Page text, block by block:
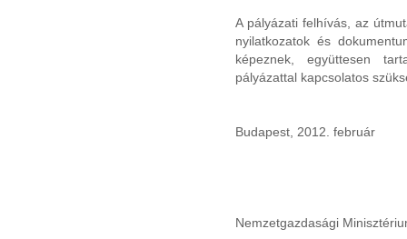
A pályázati felhívás, az
nyilatkozatok és
képeznek, együttesen
pályázattal kapcsolatos
Budapest, 2012. február
Nemzetgazdasági